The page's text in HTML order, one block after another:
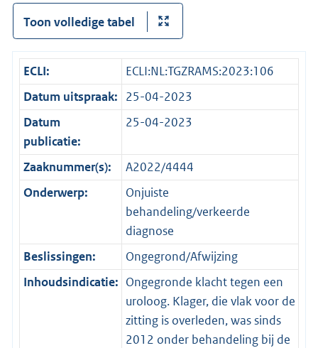
Toon volledige tabel
ECLI:
ECLI:NL:TGZRAMS:2023:106
Datum uitspraak: 25-04-2023
Datum
publicatie:
25-04-2023
Zaaknummer(s):
A2022/4444
Onderwerp:
Onjuiste
behandeling/verkeerde
diagnose
Beslissingen:
Ongegrond/Afwijzing
Inhoudsindicatie: Ongegronde klacht tegen een
uroloog. Klager, die vlak voor de
zitting is overleden, was sinds
2012 onder behandeling bij de